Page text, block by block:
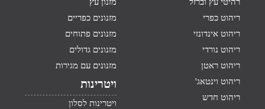
ריהוט כפרי
ריהוט אינדונזי
ריהוט נורדי
ריהוט ראטן
ריהוט וינטאג'
ריהוט חדש
מזנונים כפריים
מזנונים פתוחים
מזנונים גדולים
מזנונים עם מגירות
ויטרינות
ויטרינות לסלון